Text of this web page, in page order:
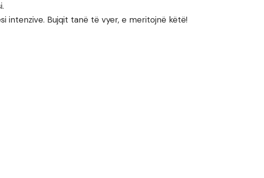
intenzive. Bujqit tanë të vyer, e meritojnë këtë!